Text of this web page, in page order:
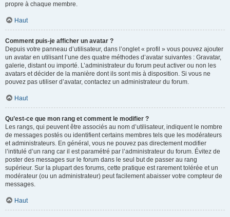
propre à chaque membre.
Haut
Comment puis-je afficher un avatar ?
Depuis votre panneau d’utilisateur, dans l’onglet « profil » vous pouvez ajouter
un avatar en utilisant l’une des quatre méthodes d’avatar suivantes : Gravatar,
galerie, distant ou importé. L’administrateur du forum peut activer ou non les
avatars et décider de la manière dont ils sont mis à disposition. Si vous ne
pouvez pas utiliser d’avatar, contactez un administrateur du forum.
Haut
Qu’est-ce que mon rang et comment le modifier ?
Les rangs, qui peuvent être associés au nom d’utilisateur, indiquent le nombre
de messages postés ou identifient certains membres tels que les modérateurs
et administrateurs. En général, vous ne pouvez pas directement modifier
l’intitulé d’un rang car il est paramétré par l’administrateur du forum. Évitez de
poster des messages sur le forum dans le seul but de passer au rang
supérieur. Sur la plupart des forums, cette pratique est rarement tolérée et un
modérateur (ou un administrateur) peut facilement abaisser votre compteur de
messages.
Haut